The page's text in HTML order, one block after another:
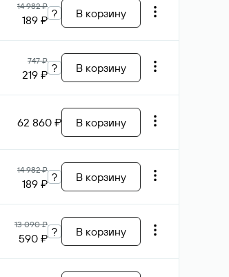
14 982 ₽
189 ₽ ? В корзину
747 ₽
219 ₽ ? В корзину
62 860 ₽ В корзину
14 982 ₽
189 ₽ ? В корзину
13 090 ₽
590 ₽ ? В корзину